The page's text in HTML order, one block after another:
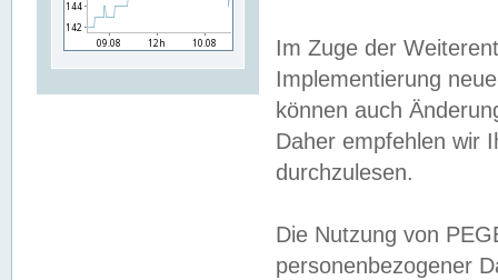
Im Zuge der
Implementierung
können auch
Daher empfehlen wir
durchzulesen.
Die Nutzung von
personenbezogener